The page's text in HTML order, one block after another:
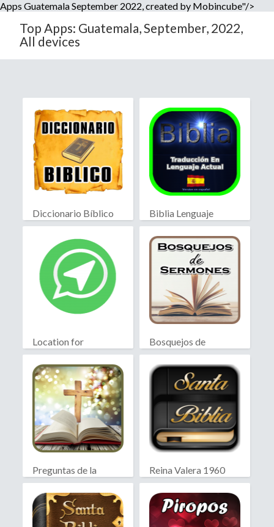
Apps Guatemala September 2022, created by Mobincube"/>
Top Apps: Guatemala, September, 2022,
All devices
Diccionario Bíblico
Biblia Lenguaje
Actual
Location for
WhatsApp
Bosquejos de
Sermones
Preguntas de la
Biblia
Reina Valera 1960
Biblia